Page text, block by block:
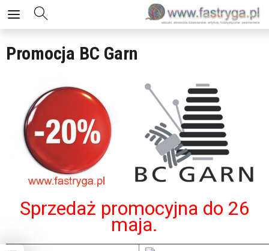
Promocja BC Garn
Sprzedaż promocyjna do 26
maja.